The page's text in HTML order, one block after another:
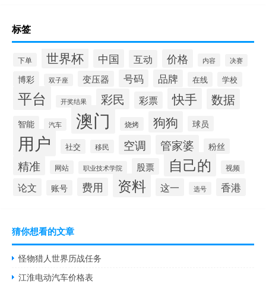
标签
下单 世界杯 中国 互动 价格 内容 决赛
博彩 双子座 变压器 号码 品牌 在线 学校
平台 开奖结果 彩民 彩票 快手 数据
智能 汽车 澳门 烧烤 狗狗 球员
用户 社交 移民 空调 管家婆 粉丝
精准 网站 职业技术学院 股票 自己的 视频
论文 账号 费用 资料 这一 选号 香港
猜你想看的文章
怪物猎人世界历战任务
江淮电动汽车价格表